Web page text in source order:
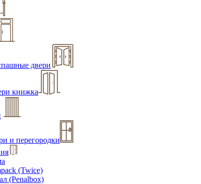
двери
книжка
и перегородки
(Twice)
(Penalbox)